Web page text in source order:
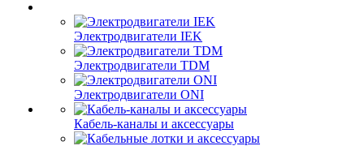
Электродвигатели IEK
Электродвигатели TDM
Электродвигатели ONI
Кабель-каналы и аксессуары